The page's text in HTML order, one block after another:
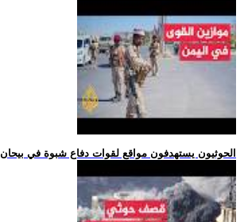
.. الحوثيون يستهدفون مواقع لقوات دفاع شبوة في بيحان